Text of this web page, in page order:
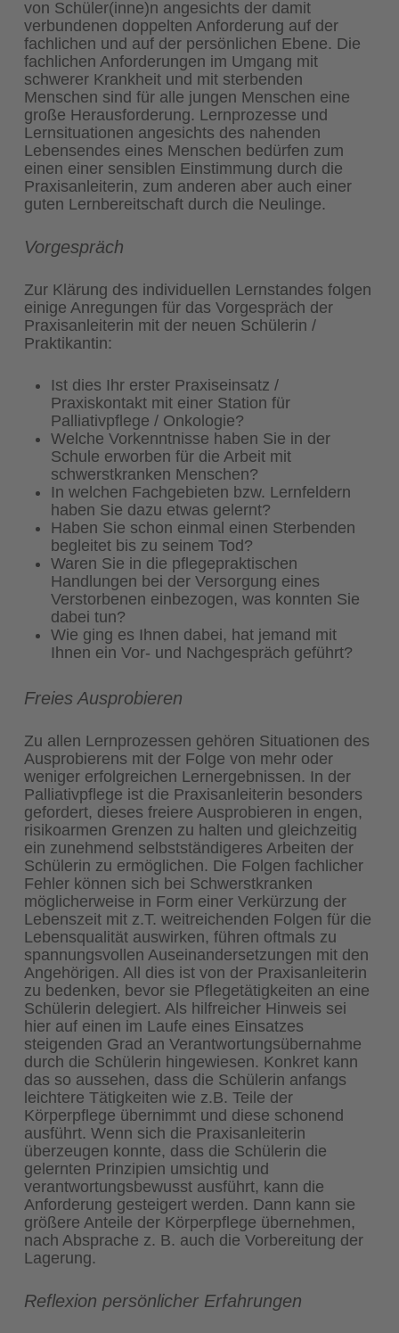
von Schüler(inne)n angesichts der damit
verbundenen doppelten Anforderung auf der
fachlichen und auf der persönlichen Ebene. Die
fachlichen Anforderungen im Umgang mit
schwerer Krankheit und mit sterbenden
Menschen sind für alle jungen Menschen eine
große Herausforderung. Lernprozesse und
Lernsituationen angesichts des nahenden
Lebensendes eines Menschen bedürfen zum
einen einer sensiblen Einstimmung durch die
Praxisanleiterin, zum anderen aber auch einer
guten Lernbereitschaft durch die Neulinge.
Vorgespräch
Zur Klärung des individuellen Lernstandes folgen
einige Anregungen für das Vorgespräch der
Praxisanleiterin mit der neuen Schülerin /
Praktikantin:
Ist dies Ihr erster Praxiseinsatz /
Praxiskontakt mit einer Station für
Palliativpflege / Onkologie?
Welche Vorkenntnisse haben Sie in der
Schule erworben für die Arbeit mit
schwerstkranken Menschen?
In welchen Fachgebieten bzw. Lernfeldern
haben Sie dazu etwas gelernt?
Haben Sie schon einmal einen Sterbenden
begleitet bis zu seinem Tod?
Waren Sie in die pflegepraktischen
Handlungen bei der Versorgung eines
Verstorbenen einbezogen, was konnten Sie
dabei tun?
Wie ging es Ihnen dabei, hat jemand mit
Ihnen ein Vor- und Nachgespräch geführt?
Freies Ausprobieren
Zu allen Lernprozessen gehören Situationen des
Ausprobierens mit der Folge von mehr oder
weniger erfolgreichen Lernergebnissen. In der
Palliativpflege ist die Praxisanleiterin besonders
gefordert, dieses freiere Ausprobieren in engen,
risikoarmen Grenzen zu halten und gleichzeitig
ein zunehmend selbstständigeres Arbeiten der
Schülerin zu ermöglichen. Die Folgen fachlicher
Fehler können sich bei Schwerstkranken
möglicherweise in Form einer Verkürzung der
Lebenszeit mit z.T. weitreichenden Folgen für die
Lebensqualität auswirken, führen oftmals zu
spannungsvollen Auseinandersetzungen mit den
Angehörigen. All dies ist von der Praxisanleiterin
zu bedenken, bevor sie Pflegetätigkeiten an eine
Schülerin delegiert. Als hilfreicher Hinweis sei
hier auf einen im Laufe eines Einsatzes
steigenden Grad an Verantwortungsübernahme
durch die Schülerin hingewiesen. Konkret kann
das so aussehen, dass die Schülerin anfangs
leichtere Tätigkeiten wie z.B. Teile der
Körperpflege übernimmt und diese schonend
ausführt. Wenn sich die Praxisanleiterin
überzeugen konnte, dass die Schülerin die
gelernten Prinzipien umsichtig und
verantwortungsbewusst ausführt, kann die
Anforderung gesteigert werden. Dann kann sie
größere Anteile der Körperpflege übernehmen,
nach Absprache z. B. auch die Vorbereitung der
Lagerung.
Reflexion persönlicher Erfahrungen